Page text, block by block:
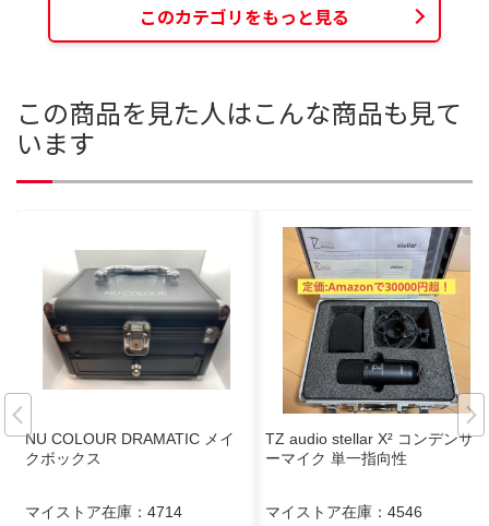
このカテゴリをもっと見る
この商品を見た人はこんな商品も見て
います
NU COLOUR DRAMATIC メイ
クボックス
マイストア在庫： 4714
TZ audio stellar X² コンデンサ
ーマイク 単一指向性
マイストア在庫： 4546